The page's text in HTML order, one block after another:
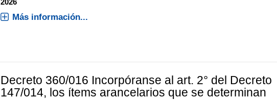
2026
Más información...
Decreto 360/016 Incorpóranse al art. 2° del Decreto
147/014, los ítems arancelarios que se determinan